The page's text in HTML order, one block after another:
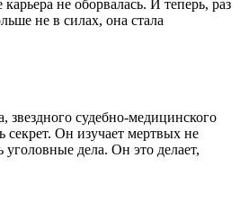
не оборвалась. И теперь, раз
не в силах, она стала
звездного судебно-медицинского
секрет. Он изучает мертвых не
уголовные дела. Он это делает,